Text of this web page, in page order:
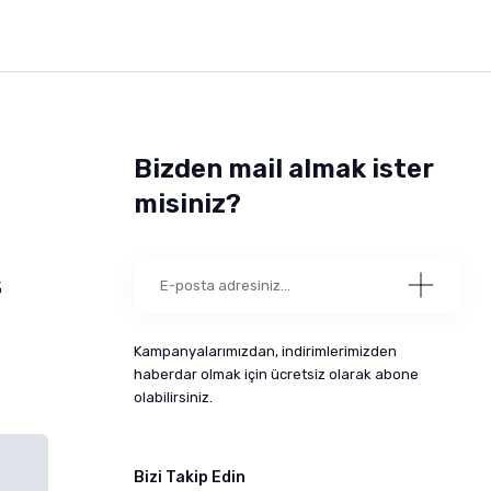
Bizden mail almak ister
misiniz?
Kampanyalarımızdan, indirimlerimizden
haberdar olmak için ücretsiz olarak abone
olabilirsiniz.
Bizi Takip Edin